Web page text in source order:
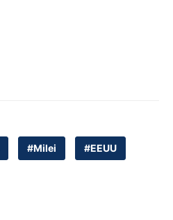
#Milei #EEUU